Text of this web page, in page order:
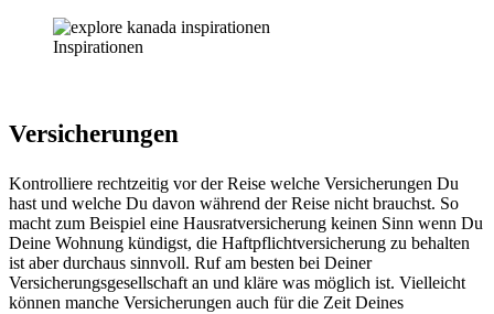
Inspirationen
Versicherungen
Kontrolliere rechtzeitig vor der Reise welche Versicherungen Du
hast und welche Du davon während der Reise nicht brauchst. So
macht zum Beispiel eine Hausratversicherung keinen Sinn wenn Du
Deine Wohnung kündigst, die Haftpflichtversicherung zu behalten
ist aber durchaus sinnvoll. Ruf am besten bei Deiner
Versicherungsgesellschaft an und kläre was möglich ist. Vielleicht
können manche Versicherungen auch für die Zeit Deines